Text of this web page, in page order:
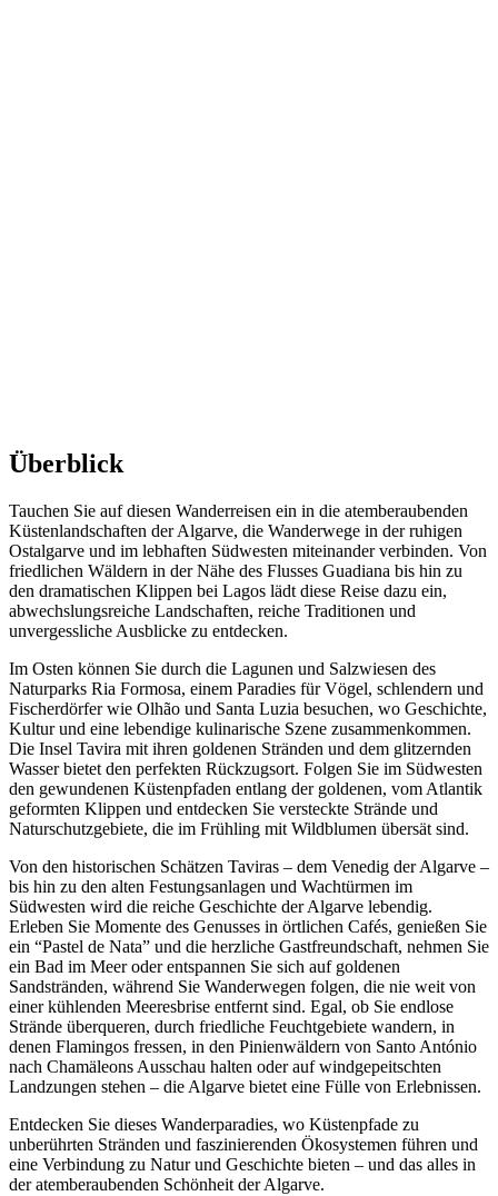
Überblick
Tauchen Sie auf diesen Wanderreisen ein in die atemberaubenden
Küstenlandschaften der Algarve, die Wanderwege in der ruhigen
Ostalgarve und im lebhaften Südwesten miteinander verbinden. Von
friedlichen Wäldern in der Nähe des Flusses Guadiana bis hin zu
den dramatischen Klippen bei Lagos lädt diese Reise dazu ein,
abwechslungsreiche Landschaften, reiche Traditionen und
unvergessliche Ausblicke zu entdecken.
Im Osten können Sie durch die Lagunen und Salzwiesen des
Naturparks Ria Formosa, einem Paradies für Vögel, schlendern und
Fischerdörfer wie Olhão und Santa Luzia besuchen, wo Geschichte,
Kultur und eine lebendige kulinarische Szene zusammenkommen.
Die Insel Tavira mit ihren goldenen Stränden und dem glitzernden
Wasser bietet den perfekten Rückzugsort. Folgen Sie im Südwesten
den gewundenen Küstenpfaden entlang der goldenen, vom Atlantik
geformten Klippen und entdecken Sie versteckte Strände und
Naturschutzgebiete, die im Frühling mit Wildblumen übersät sind.
Von den historischen Schätzen Taviras – dem Venedig der Algarve –
bis hin zu den alten Festungsanlagen und Wachtürmen im
Südwesten wird die reiche Geschichte der Algarve lebendig.
Erleben Sie Momente des Genusses in örtlichen Cafés, genießen Sie
ein “Pastel de Nata” und die herzliche Gastfreundschaft, nehmen Sie
ein Bad im Meer oder entspannen Sie sich auf goldenen
Sandstränden, während Sie Wanderwegen folgen, die nie weit von
einer kühlenden Meeresbrise entfernt sind. Egal, ob Sie endlose
Strände überqueren, durch friedliche Feuchtgebiete wandern, in
denen Flamingos fressen, in den Pinienwäldern von Santo António
nach Chamäleons Ausschau halten oder auf windgepeitschten
Landzungen stehen – die Algarve bietet eine Fülle von Erlebnissen.
Entdecken Sie dieses Wanderparadies, wo Küstenpfade zu
unberührten Stränden und faszinierenden Ökosystemen führen und
eine Verbindung zu Natur und Geschichte bieten – und das alles in
der atemberaubenden Schönheit der Algarve.